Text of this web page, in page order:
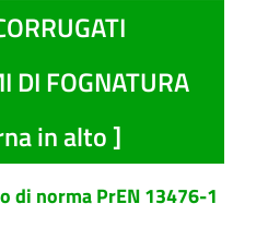
DI FOGNATURA
in alto ]
di norma PrEN 13476-1